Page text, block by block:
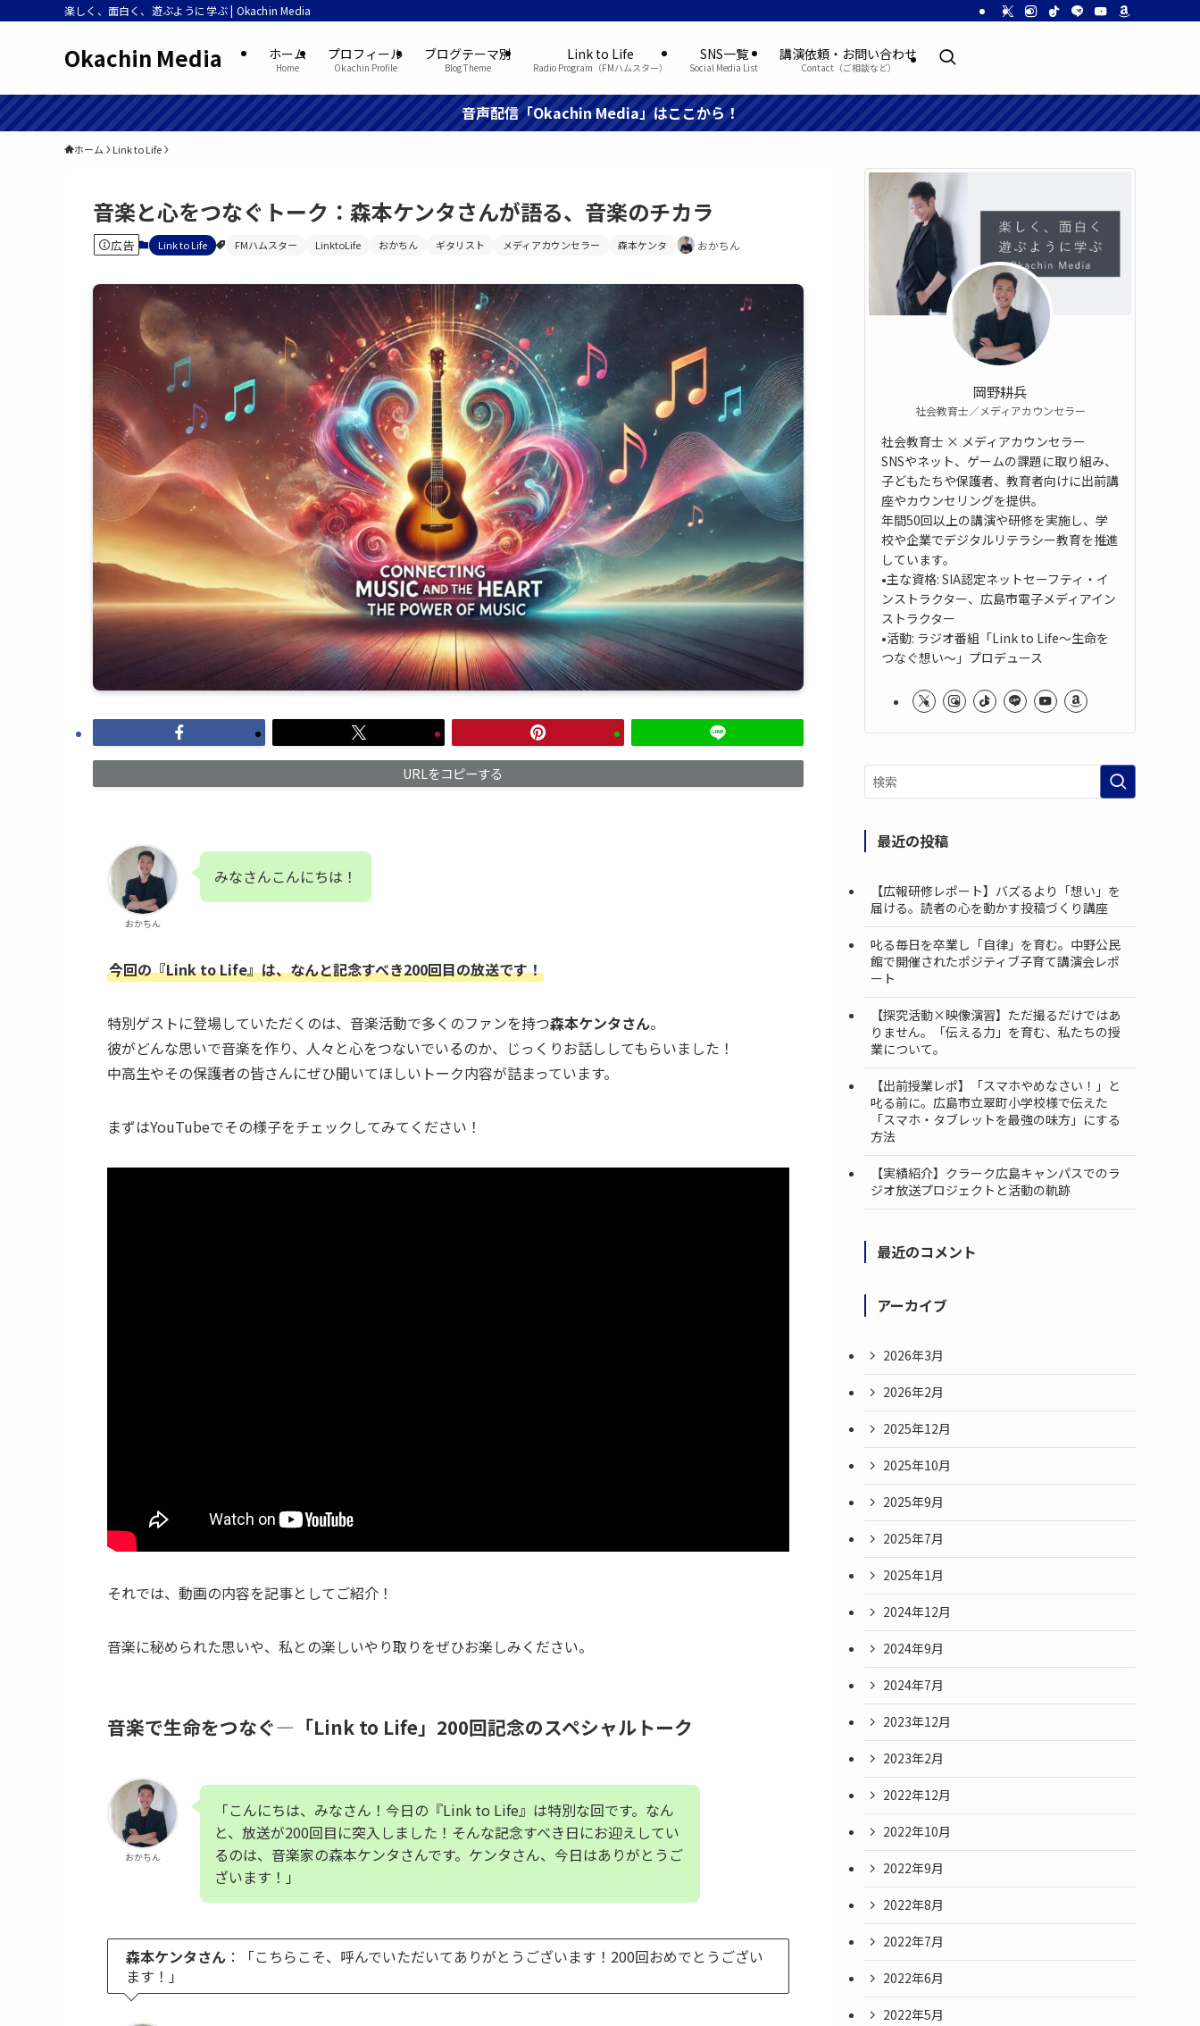
楽しく、面白く、遊ぶように学ぶ | Okachin Media
Okachin Media ホーム
Home
プロフィール
Okachin Profile
ブログテーマ別
Blog Theme
Link to Life
Radio Program（FMハムスター）
SNS一覧
Social Media List
講演依頼・お問い合わせ
Contact（ご相談など）
音声配信「Okachin Media」はここから！
ホーム Link to Life
音楽と心をつなぐトーク：森本ケンタさんが語る、音楽のチカラ
広告 Link to Life FMハムスター LinktoLife おかちん ギタリスト メディアカウンセラー 森本ケンタ おかちん
URLをコピーする
おかちん
みなさんこんにちは！
今回の『Link to Life』は、なんと記念すべき200回目の放送です！
特別ゲストに登場していただくのは、音楽活動で多くのファンを持つ森本ケンタさん。
彼がどんな思いで音楽を作り、人々と心をつないでいるのか、じっくりお話ししてもらいました！
中高生やその保護者の皆さんにぜひ聞いてほしいトーク内容が詰まっています。
まずはYouTubeでその様子をチェックしてみてください！
それでは、動画の内容を記事としてご紹介！
音楽に秘められた思いや、私との楽しいやり取りをぜひお楽しみください。
音楽で生命をつなぐ—「Link to Life」200回記念のスペシャルトーク
おかちん
「こんにちは、みなさん！今日の『Link to Life』は特別な回です。なん
と、放送が200回目に突入しました！そんな記念すべき日にお迎えしてい
るのは、音楽家の森本ケンタさんです。ケンタさん、今日はありがとうご
ざいます！」
森本ケンタさん ：「こちらこそ、呼んでいただいてありがとうございます！200回おめでとうござい
ます！」
岡野耕兵
社会教育士／メディアカウンセラー
社会教育士 × メディアカウンセラー
SNSやネット、ゲームの課題に取り組み、
子どもたちや保護者、教育者向けに出前講
座やカウンセリングを提供。
年間50回以上の講演や研修を実施し、学
校や企業でデジタルリテラシー教育を推進
しています。
•主な資格: SIA認定ネットセーフティ・イ
ンストラクター、広島市電子メディアイン
ストラクター
•活動: ラジオ番組「Link to Life～生命を
つなぐ想い～」プロデュース
最近の投稿
【広報研修レポート】バズるより「想い」を
届ける。読者の心を動かす投稿づくり講座
叱る毎日を卒業し「自律」を育む。中野公民
館で開催されたポジティブ子育て講演会レポ
ート
【探究活動×映像演習】ただ撮るだけではあ
りません。「伝える力」を育む、私たちの授
業について。
【出前授業レポ】「スマホやめなさい！」と
叱る前に。広島市立翠町小学校様で伝えた
「スマホ・タブレットを最強の味方」にする
方法
【実績紹介】クラーク広島キャンパスでのラ
ジオ放送プロジェクトと活動の軌跡
最近のコメント
アーカイブ
2026年3月
2026年2月
2025年12月
2025年10月
2025年9月
2025年7月
2025年1月
2024年12月
2024年9月
2024年7月
2023年12月
2023年2月
2022年12月
2022年10月
2022年9月
2022年8月
2022年7月
2022年6月
2022年5月